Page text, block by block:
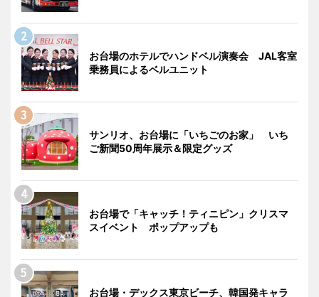
お台場のホテルでハンドベル演奏会 JAL客室
乗務員によるベルユニット
サンリオ、お台場に「いちごのお家」 いち
ご新聞50周年展示＆限定グッズ
お台場で「キャッチ！ティニピン」クリスマ
スイベント ポップアップも
お台場・デックス東京ビーチ、韓国発キャラ